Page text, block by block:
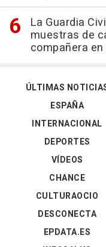
La Guardia
muestras de
compañera
ÚLTIMAS
ESPAÑA
INTERNACIONAL
DEPORTES
VÍDEOS
CHANCE
CULTURAOCIO
DESCONECTA
EPDATA.ES